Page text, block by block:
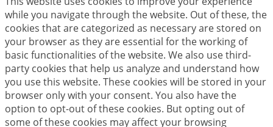
while you navigate through the website. Out of these, the
cookies that are categorized as necessary are stored on
your browser as they are essential for the working of
basic functionalities of the website. We also use third-
party cookies that help us analyze and understand how
you use this website. These cookies will be stored in your
browser only with your consent. You also have the
option to opt-out of these cookies. But opting out of
some of these cookies may affect your browsing